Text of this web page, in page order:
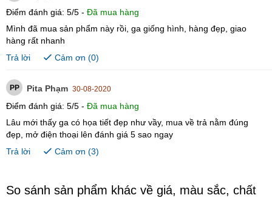
Điểm đánh giá: 5/5 - Đã mua hàng
Mình đã mua sản phẩm này rồi, ga giống hình, hàng đẹp, giao
hàng rất nhanh
Trả lời
Cảm ơn (0)
PP Pita Phạm 30-08-2020
Điểm đánh giá: 5/5 - Đã mua hàng
Lâu mới thấy ga có họa tiết đẹp như vầy, mua về trả nằm đúng
đẹp, mở điện thoại lên đánh giá 5 sao ngay
Trả lời
Cảm ơn (3)
So sánh sản phẩm khác về giá, màu sắc, chất